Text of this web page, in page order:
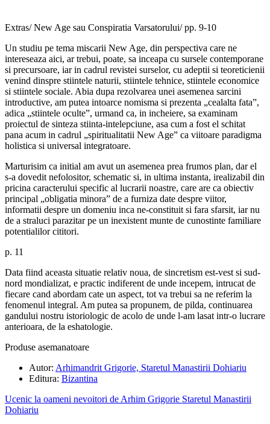
Extras/ New Age sau Conspiratia Varsatorului/ pp. 9-10
Un studiu pe tema miscarii New Age, din perspectiva care ne
intereseaza aici, ar trebui, poate, sa inceapa cu sursele contemporane
si precursoare, iar in cadrul revistei surselor, cu adeptii si teoreticienii
venind dinspre stiintele naturii, stiintele tehnice, stiintele economice
si stiintele sociale. Abia dupa rezolvarea unei asemenea sarcini
introductive, am putea intoarce nomisma si prezenta „cealalta fata”,
adica „stiintele oculte”, urmand ca, in incheiere, sa examinam
proiectul de sinteza stiinta-intelepciune, asa cum a fost el schitat
pana acum in cadrul „spiritualitatii New Age” ca viitoare paradigma
holistica si universal integratoare.
Marturisim ca initial am avut un asemenea prea frumos plan, dar el
s-a dovedit nefolositor, schematic si, in ultima instanta, irealizabil din
pricina caracterului specific al lucrarii noastre, care are ca obiectiv
principal „obligatia minora” de a furniza date despre viitor,
informatii despre un domeniu inca ne-constituit si fara sfarsit, iar nu
de a straluci parazitar pe un inexistent munte de cunostinte familiare
potentialilor cititori.
p. 11
Data fiind aceasta situatie relativ noua, de sincretism est-vest si sud-
nord mondializat, e practic indiferent de unde incepem, intrucat de
fiecare cand abordam cate un aspect, tot va trebui sa ne referim la
fenomenul integral. Am putea sa propunem, de pilda, continuarea
gandului nostru istoriologic de acolo de unde l-am lasat intr-o lucrare
anterioara, de la eshatologie.
Produse asemanatoare
Autor: Arhimandrit Grigorie, Staretul Manastirii Dohiariu
Editura: Bizantina
Ucenic la oameni nevoitori de Arhim Grigorie Staretul Manastirii
Dohiariu